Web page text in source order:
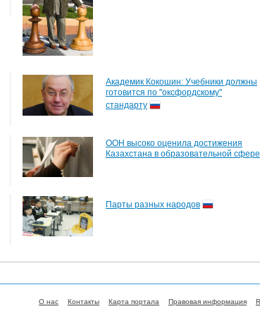
Академик Кокошин: Учебники должны
готовится по "оксфордскому"
стандарту
ООН высоко оценила достижения
Казахстана в образовательной сфере
Парты разных народов
О нас Контакты Карта портала Правовая информация